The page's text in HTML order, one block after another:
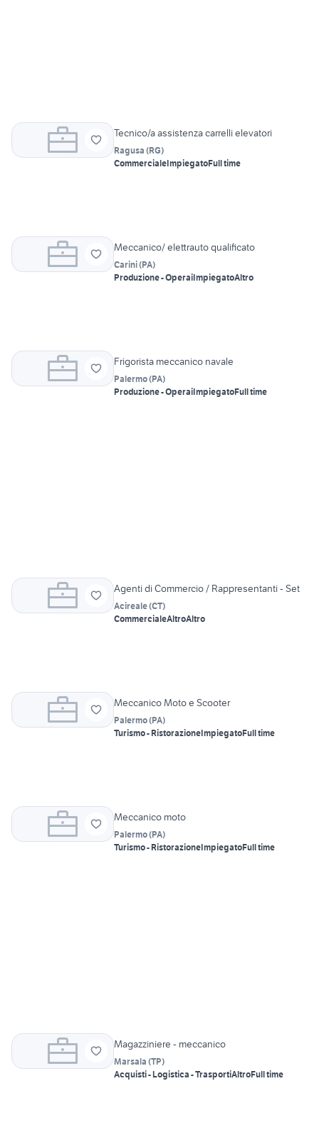
Tecnico/a assistenza carrelli elevatori
Ragusa (RG)
CommercialeImpiegatoFull time
Meccanico/ elettrauto qualificato
Carini(PA)
Produzione - OperaiImpiegatoAltro
Frigorista meccanico navale
Palermo(PA)
Produzione - OperaiImpiegatoFull time
Agenti di Commercio / Rappresentanti - Set
Acireale(CT)
CommercialeAltroAltro
Meccanico Moto e Scooter
Palermo(PA)
Turismo - RistorazioneImpiegatoFull time
Meccanico moto
Palermo(PA)
Turismo - RistorazioneImpiegatoFull time
Magazziniere - meccanico
Marsala (TP)
Acquisti - Logistica - TrasportiAltroFull time